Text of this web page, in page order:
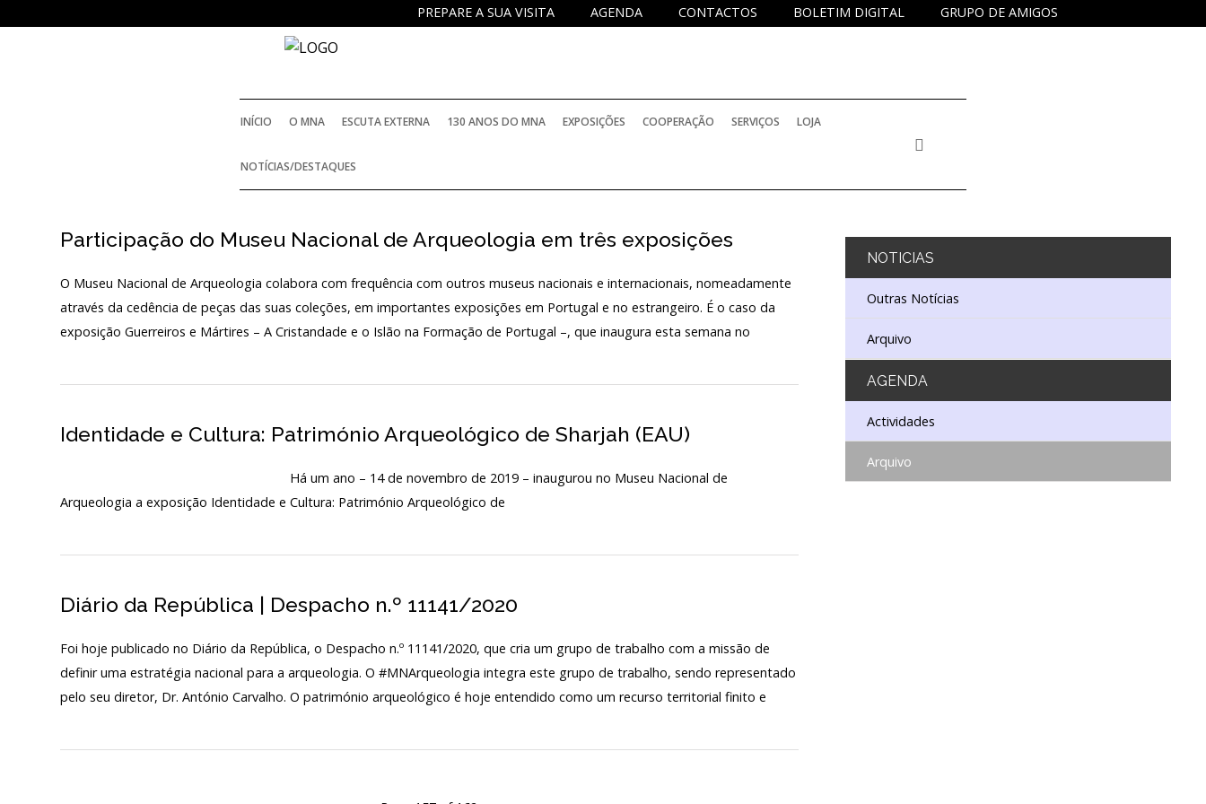
Actividades
Arquivo
O MNA
Exposições
Cooperação
GRUPO DE AMIGOS
BOLETIM DIGITAL
CONTACTOS
AGENDA
PREPARE A SUA VISITA
INÍCIO O MNA ESCUTA EXTERNA 130 ANOS DO MNA EXPOSIÇÕES COOPERAÇÃO SERVIÇOS LOJA
NOTÍCIAS/DESTAQUES
Participação do Museu Nacional de Arqueologia em três exposições
O Museu Nacional de Arqueologia colabora com frequência com outros museus nacionais e internacionais, nomeadamente
através da cedência de peças das suas coleções, em importantes exposições em Portugal e no estrangeiro. É o caso da
exposição Guerreiros e Mártires – A Cristandade e o Islão na Formação de Portugal –, que inaugura esta semana no
Identidade e Cultura: Património Arqueológico de Sharjah (EAU)
Há um ano – 14 de novembro de 2019 – inaugurou no Museu Nacional de
Arqueologia a exposição Identidade e Cultura: Património Arqueológico de
Diário da República | Despacho n.º 11141/2020
Foi hoje publicado no Diário da República, o Despacho n.º 11141/2020, que cria um grupo de trabalho com a missão de
definir uma estratégia nacional para a arqueologia. O #MNArqueologia integra este grupo de trabalho, sendo representado
pelo seu diretor, Dr. António Carvalho. O património arqueológico é hoje entendido como um recurso territorial finito e
NOTICIAS
Outras Notícias
Arquivo
AGENDA
Actividades
Arquivo